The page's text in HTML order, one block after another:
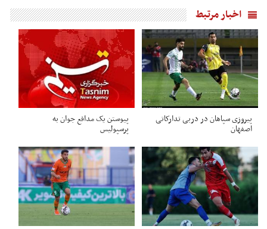
اخبار مرتبط
پیروزی سپاهان در دربی تدارکاتی
اصفهان
پیوستن یک مدافع جوان به
پرسپولیس